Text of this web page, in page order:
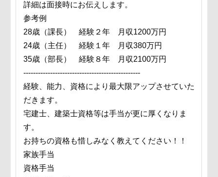
詳細は面接時にお伝えします。
参考例
28歳（課長） 経験２年 月収1200万円
24歳（主任） 経験１年 月収380万円
35歳（部長） 経験８年 月収2100万円
------------------------------------------------
経験、能力、資格により最大限アップさせていた
だきます。
宅建士、建築士資格等は手当が更に厚くなりま
す。
お持ちの資格も惜しみなく教えてください！！
家族手当
資格手当